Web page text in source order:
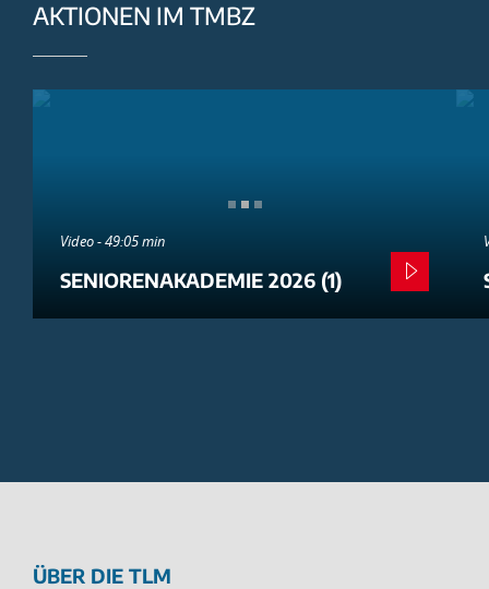
AKTIONEN IM TMBZ
Video - 49:05 min
SENIORENAKADEMIE 2026 (1)
ÜBER DIE TLM